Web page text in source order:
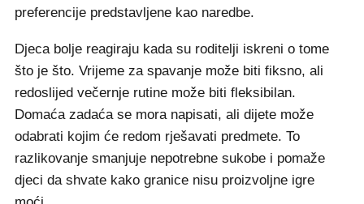
preferencije predstavljene kao naredbe.
Djeca bolje reagiraju kada su roditelji iskreni o tome
što je što. Vrijeme za spavanje može biti fiksno, ali
redoslijed večernje rutine može biti fleksibilan.
Domaća zadaća se mora napisati, ali dijete može
odabrati kojim će redom rješavati predmete. To
razlikovanje smanjuje nepotrebne sukobe i pomaže
djeci da shvate kako granice nisu proizvoljne igre